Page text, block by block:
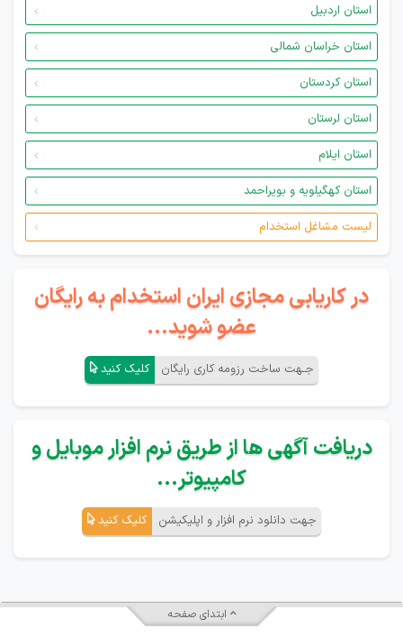
استان اردبیل
استان خراسان شمالی
استان کردستان
استان لرستان
استان ایلام
استان کهگیلویه و بویراحمد
لیست مشاغل استخدام
در کاریابی مجازی ایران استخدام به رایگان
عضو شوید...
جـهت ساخت رزومه کاری رایگان کلیک کنید
دریافت آگهی ها از طریق نرم افزار موبایل و
کامپیوتر...
جهت دانلود نرم افزار و اپلیکیشن کلیک کنید
ابتدای صفحه